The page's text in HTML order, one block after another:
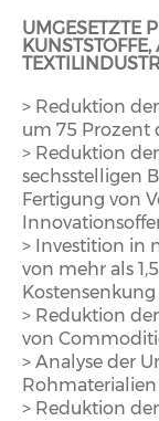
UMGESETZTE
> Reduktion
um 75 Prozent
> Reduktion
sechsstelligen
Fertigung von
> Investition in
von mehr als
> Reduktion
von
> Analyse der
> Reduktion